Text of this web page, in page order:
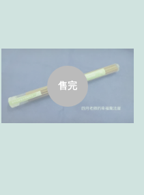
售完